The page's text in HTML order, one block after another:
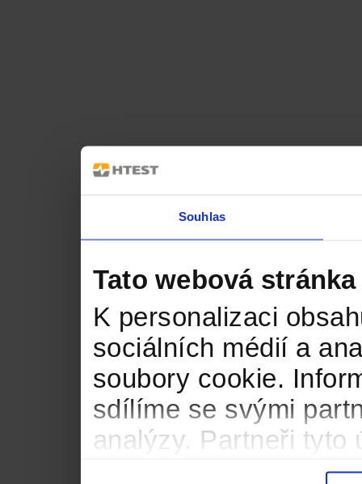
Souhlas
Tato webová
K personalizaci
sociálních médií a
soubory cookie.
sdílíme se svými
analýzy. Partneři tyto
informacemi, které